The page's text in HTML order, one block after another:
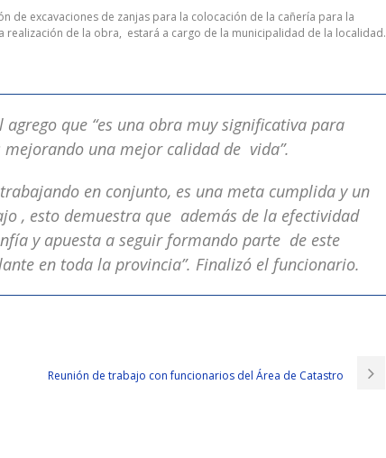
excavaciones de zanjas para la colocación de la cañería para la
de la obra, estará a cargo de la municipalidad de la localidad.
que “es una obra muy significativa para
una mejor calidad de vida”.
en conjunto, es una meta cumplida y un
, esto demuestra que además de la efectividad
y apuesta a seguir formando parte de este
en toda la provincia”. Finalizó el funcionario.
father Adult satin has been sold for only 80 horses. CCIE Routing
Reunión de trabajo con funcionarios del Área de Catastro